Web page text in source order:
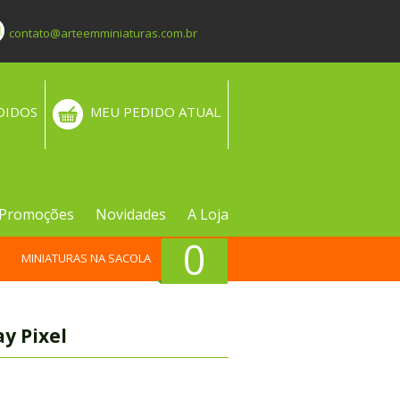
contato@arteemminiaturas.com.br
MEU PEDIDO ATUAL
Promoções Novidades A Loja
0
MINIATURAS NA SACOLA
Pixel